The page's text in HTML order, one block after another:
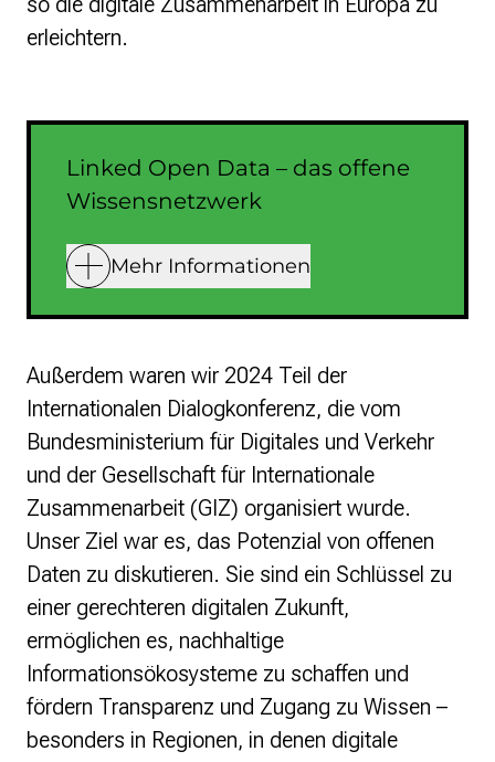
erleichtern.
Linked Open Data – das offene
Wissensnetzwerk
Mehr Informationen
Außerdem waren wir 2024 Teil der
Internationalen Dialogkonferenz, die vom
Bundesministerium für Digitales und Verkehr
und der Gesellschaft für Internationale
Zusammenarbeit (GIZ) organisiert wurde.
Unser Ziel war es, das Potenzial von offenen
Daten zu diskutieren. Sie sind ein Schlüssel zu
einer gerechteren digitalen Zukunft,
ermöglichen es, nachhaltige
Informationsökosysteme zu schaffen und
fördern Transparenz und Zugang zu Wissen –
besonders in Regionen, in denen digitale